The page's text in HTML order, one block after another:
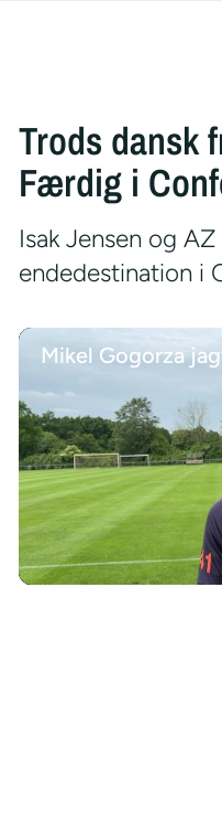
Trods dansk
Færdig i
Isak Jensen og
endedestination i
/